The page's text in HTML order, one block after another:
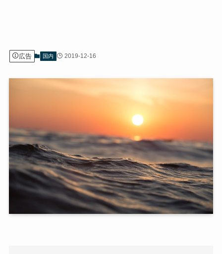
広告 国内 2019-12-16